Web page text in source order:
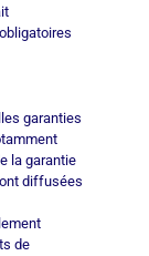
garanties
la garantie
diffusées
de